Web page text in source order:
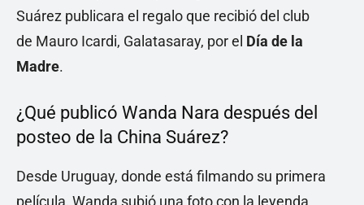
Suárez publicara el regalo que recibió del club
de Mauro Icardi, Galatasaray, por el Día de la
Madre.
¿Qué publicó Wanda Nara después del
posteo de la China Suárez?
Desde Uruguay, donde está filmando su primera
película, Wanda subió una foto con la leyenda